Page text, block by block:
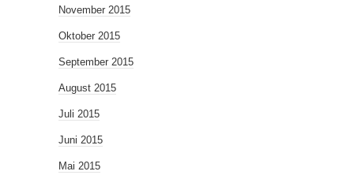
November 2015
Oktober 2015
September 2015
August 2015
Juli 2015
Juni 2015
Mai 2015